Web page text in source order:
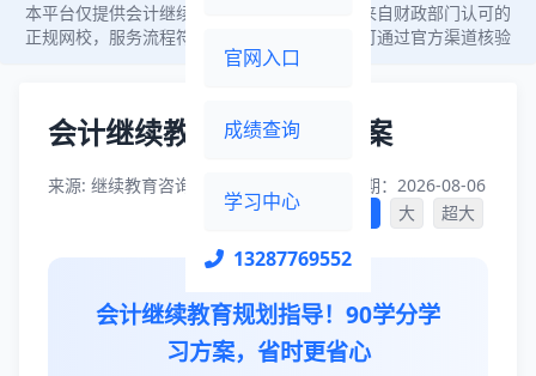
官网入口
成绩查询
学习中心
13287769552
本平台仅提供会计继续教育咨询服务，课程均来自财政部门认可的
正规网校，服务流程符合各地继教政策，学分可通过官方渠道核验
会计继续教育咨询服务方案
来源: 继续教育咨询平台
日期：2026-08-06
字体大小：
大 超大
会计继续教育规划指导！90学分学
习方案，省时更省心